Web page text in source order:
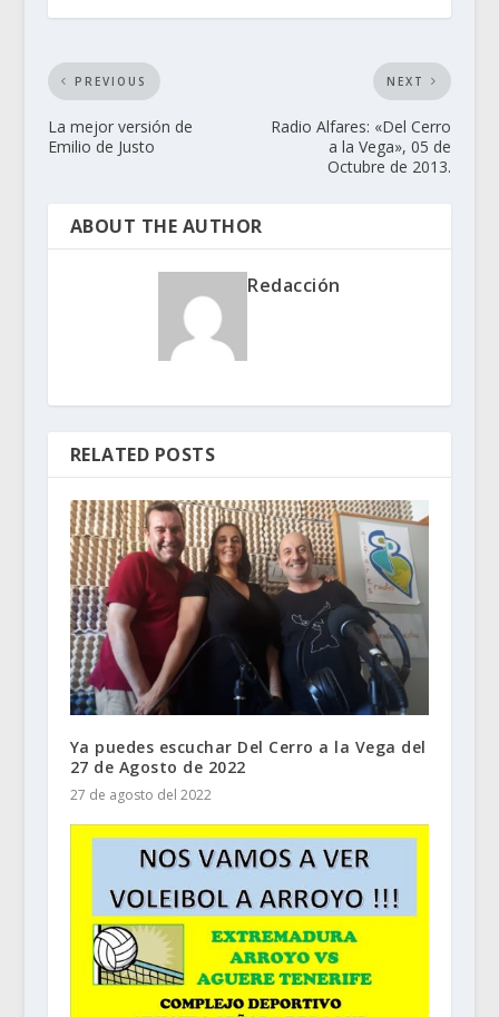
PREVIOUS
La mejor versión de
Emilio de Justo
NEXT
Radio Alfares: «Del Cerro
a la Vega», 05 de
Octubre de 2013.
ABOUT THE AUTHOR
Redacción
RELATED POSTS
Ya puedes escuchar Del Cerro a la Vega del
27 de Agosto de 2022
27 de agosto del 2022